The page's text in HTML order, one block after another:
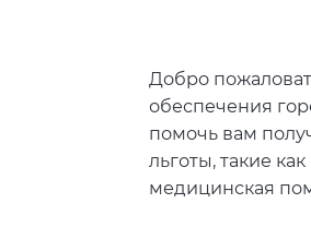
Добро
обеспечения
помочь вам
льготы, такие
медицинская